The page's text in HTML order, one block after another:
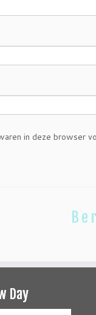
in deze browser
Day